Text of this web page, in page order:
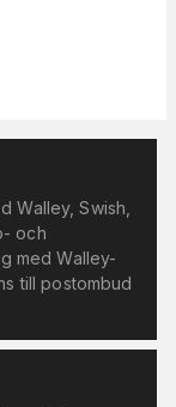
Walley, Swish,
och
med Walley-
till postombud